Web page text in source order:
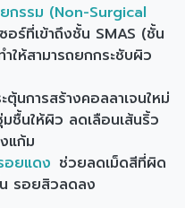
กรรม (Non-Surgical
อร์ที่เข้าถึงชั้น SMAS (ชั้น
ให้สามารถยกกระชับผิว
ตุ้นการสร้างคอลลาเจนใหม่
ชื้นให้ผิว ลดเลือนเส้นริ้ว
แก้ม
อยแดง ช่วยลดเม็ดสีที่ผิด
รอยสิวลดลง